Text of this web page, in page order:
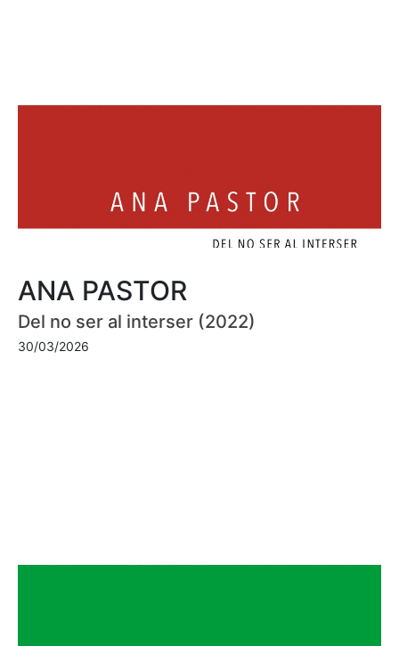
ANA PASTOR
Del no ser al interser (2022)
30/03/2026